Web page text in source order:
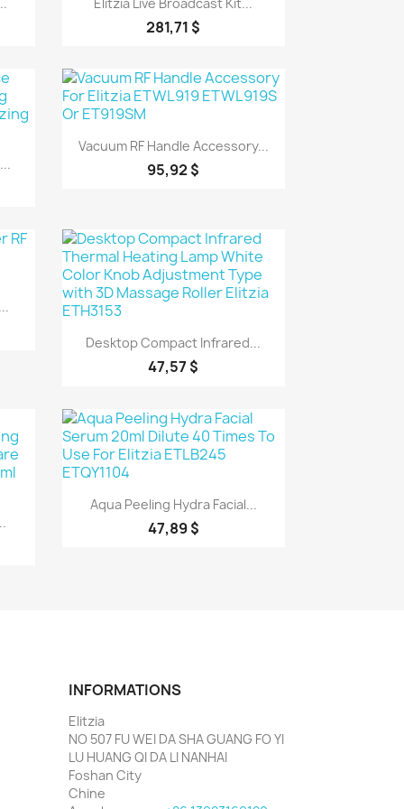
281,71 $
Aperçu rapide
Vacuum RF Handle Accessory...
95,92 $
Aperçu rapide
Desktop Compact Infrared...
47,57 $
Aperçu rapide
Aqua Peeling Hydra Facial...
47,89 $
INFORMATIONS
Elitzia
NO 507 FU WEI DA SHA GUANG FO YI
LU HUANG QI DA LI NANHAI
Foshan City
Chine